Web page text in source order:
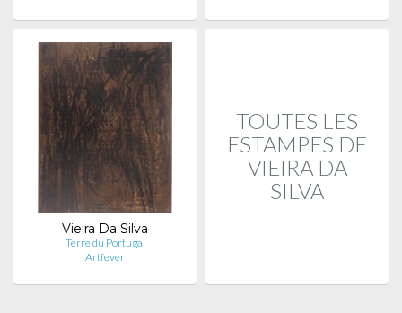
Vieira Da Silva
Terre du Portugal
Artfever
TOUTES LES
ESTAMPES DE
VIEIRA DA
SILVA